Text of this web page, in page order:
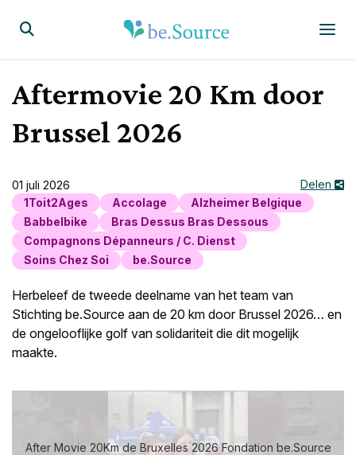
Display the search form
Aftermovie 20 Km door
Brussel 2026
Delen
01 juli 2026
1Toit2Ages
Accolage
Alzheimer Belgique
Babbelbike
Bras Dessus Bras Dessous
Compagnons Dépanneurs / C. Dienst
Soins Chez Soi
be.Source
Herbeleef de tweede deelname van het team van
Stichting be.Source aan de 20 km door Brussel 2026… en
de ongelooflijke golf van solidariteit die dit mogelijk
maakte.
After Movie 20Km de Bruxelles 2026 Fondation be.Source